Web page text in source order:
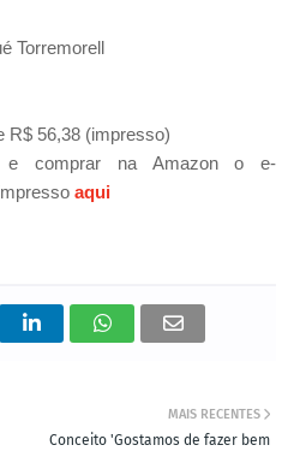
Torremorell
R$ 56,38 (impresso)
e comprar na Amazono e-
aqui
MAIS RECENTES
Conceito 'Gostamos de fazer bem